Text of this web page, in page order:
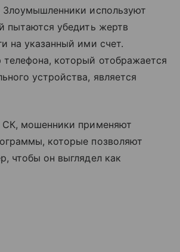
Злоумышленники используют
пытаются убедить жертв
на указанный ими счет.
который отображается
устройства, является
мошенники применяют
которые позволяют
чтобы он выглядел как